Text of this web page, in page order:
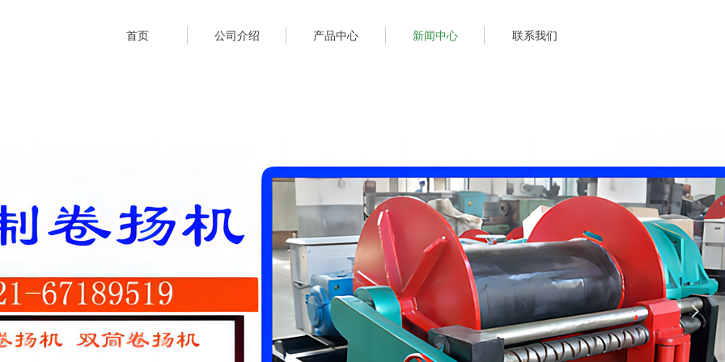
首页 公司介绍 产品中心 新闻中心 联系我们
넲